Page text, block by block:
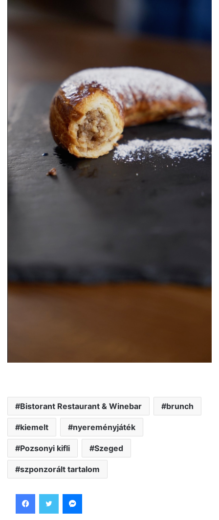
Bistorant Restaurant & Winebar brunch
kiemelt nyereményjáték
Pozsonyi kifli Szeged
szponzorált tartalom